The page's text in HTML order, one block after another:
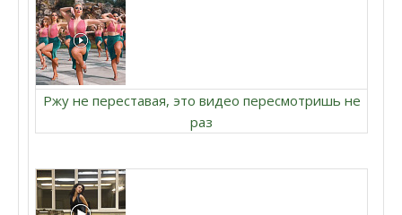
Ржу не переставая, это видео пересмотришь не
раз